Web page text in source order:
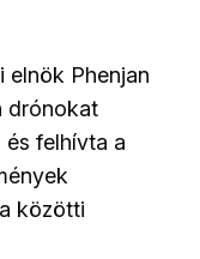
elnök Phenjan
drónokat
felhívta a
közötti